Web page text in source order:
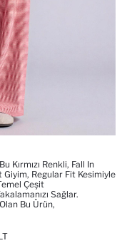
Kırmızı Renkli, Fall In
Giyim, Regular Fit Kesimiyle
Çeşit
Sağlar.
Bu Ürün,